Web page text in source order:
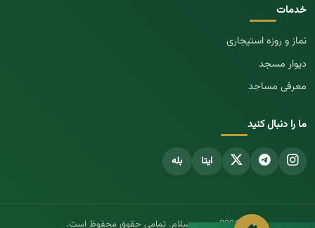
خدمات
نماز و روزه استیجاری
دیوار مسجد
معرفی مساجد
ما را دنبال کنید
ایتا بله
© 2026 مسجد سلام. تمامی حقوق محفوظ است.